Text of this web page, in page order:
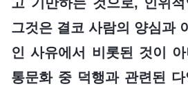
그것은 결코 사람의 양심과
인 사유에서 비롯된 것이
통문화 중 덕행과 관련된